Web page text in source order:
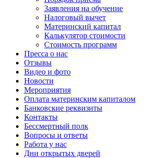
Заявления на обучение
Налоговый вычет
Материнский капитал
Калькулятор стоимости
Стоимость программ
Пресса о нас
Отзывы
Видео и фото
Новости
Мероприятия
Оплата материнским капиталом
Банковские реквизиты
Контакты
Бессмертный полк
Вопросы и ответы
Работа у нас
Дни открытых дверей